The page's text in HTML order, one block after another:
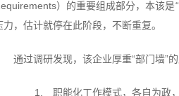
）的重要组成部分，本该
力，估计就停在此阶段，不断重复。
通过调研发现，该企业厚重“部门墙”
1. 职能化工作模式，各自为政